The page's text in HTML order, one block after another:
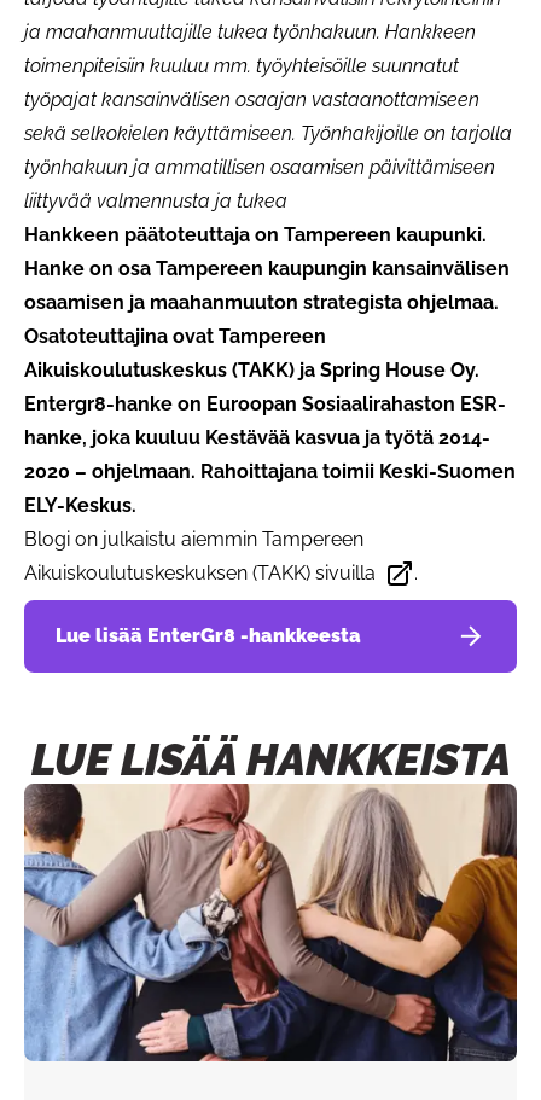
ja maahanmuuttajille tukea työnhakuun. Hankkeen
toimenpiteisiin kuuluu mm. työyhteisöille suunnatut
työpajat kansainvälisen osaajan vastaanottamiseen
sekä selkokielen käyttämiseen. Työnhakijoille on tarjolla
työnhakuun ja ammatillisen osaamisen päivittämiseen
liittyvää valmennusta ja tukea
Hankkeen päätoteuttaja on Tampereen kaupunki.
Hanke on osa Tampereen kaupungin kansainvälisen
osaamisen ja maahanmuuton strategista ohjelmaa.
Osatoteuttajina ovat Tampereen
Aikuiskoulutuskeskus (TAKK) ja Spring House Oy.
Entergr8-hanke on Euroopan Sosiaalirahaston ESR-
hanke, joka kuuluu Kestävää kasvua ja työtä 2014-
2020 – ohjelmaan. Rahoittajana toimii Keski-Suomen
ELY-Keskus.
Blogi on julkaistu aiemmin Tampereen
Aikuiskoulutuskeskuksen (TAKK) sivuilla
Avautuu uudessa
.
Lue lisää EnterGr8 -hankkeesta
LUE LISÄÄ HANKKEISTA